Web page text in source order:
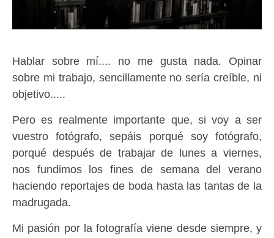
Hablar sobre mí.... no me gusta nada. Opinar
sobre mi trabajo, sencillamente no sería creíble, ni
objetivo.....
Pero es realmente importante que, si voy a ser
vuestro fotógrafo, sepáis porqué soy fotógrafo,
porqué después de trabajar de lunes a viernes,
nos fundimos los fines de semana del verano
haciendo reportajes de boda hasta las tantas de la
madrugada.
Mi pasión por la fotografía viene desde siempre, y